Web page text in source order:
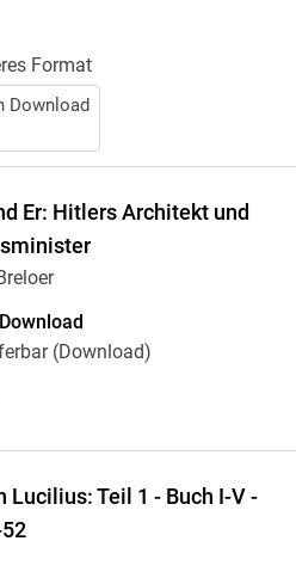
Format
Download
Er: Hitlers Architekt und
(Download)
Lucilius: Teil 1 - Buch I-V -